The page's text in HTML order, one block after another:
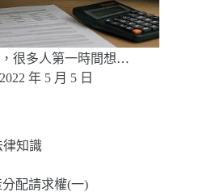
很多人第一時間想…
2022 年 5 月 5 日
律知識
配請求權(一)